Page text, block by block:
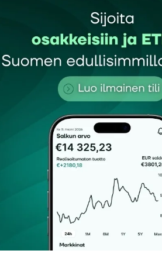
Pakolliset kentät on merkitty